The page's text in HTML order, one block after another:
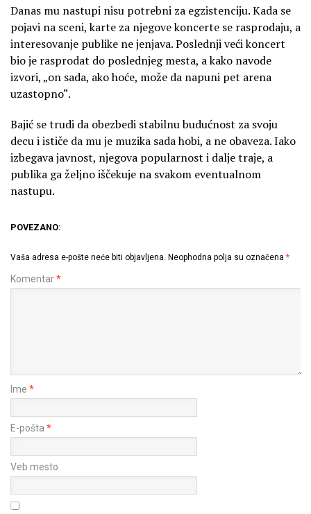
Danas mu nastupi nisu potrebni za egzistenciju. Kada se
pojavi na sceni, karte za njegove koncerte se rasprodaju, a
interesovanje publike ne jenjava. Poslednji veći koncert
bio je rasprodat do poslednjeg mesta, a kako navode
izvori, „on sada, ako hoće, može da napuni pet arena
uzastopno“.
Bajić se trudi da obezbedi stabilnu budućnost za svoju
decu i ističe da mu je muzika sada hobi, a ne obaveza. Iako
izbegava javnost, njegova popularnost i dalje traje, a
publika ga željno iščekuje na svakom eventualnom
nastupu.
POVEZANO:
Vaša adresa e-pošte neće biti objavljena. Neophodna polja su označena *
Komentar*
Ime *
E-pošta *
Veb mesto